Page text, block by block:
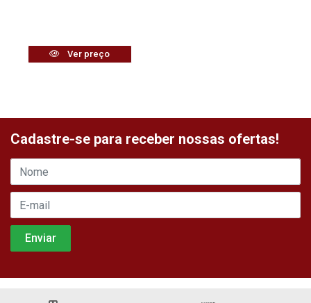
Ver preço
Cadastre-se para receber nossas ofertas!